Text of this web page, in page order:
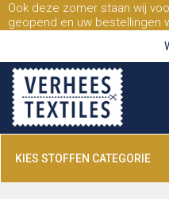
Ook deze zomer staan wij
geopend en uw bestellingen
KIES STOFFEN CATEGORIE